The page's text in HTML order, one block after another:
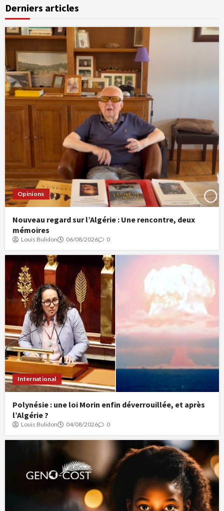
Derniers articles
Opinions
Nouveau regard sur l’Algérie : Une rencontre, deux
mémoires
Louis Bulidon 06/08/2026 0
International
Polynésie : une loi Morin enfin déverrouillée, et après
l’Algérie ?
Louis Bulidon 04/08/2026 0